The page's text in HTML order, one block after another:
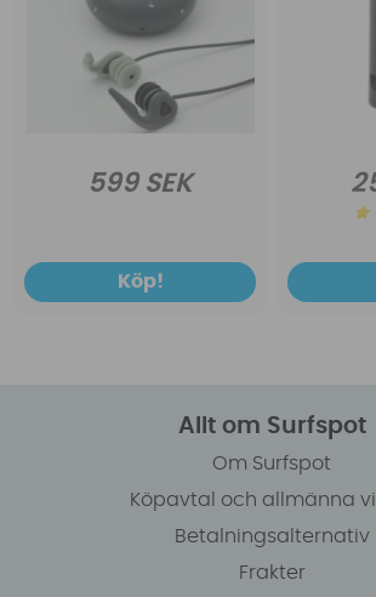
599 SEK
Köp!
Allt om Surfspot
Om Surfspot
Köpavtal och allmänna
Betalningsalternativ
Frakter